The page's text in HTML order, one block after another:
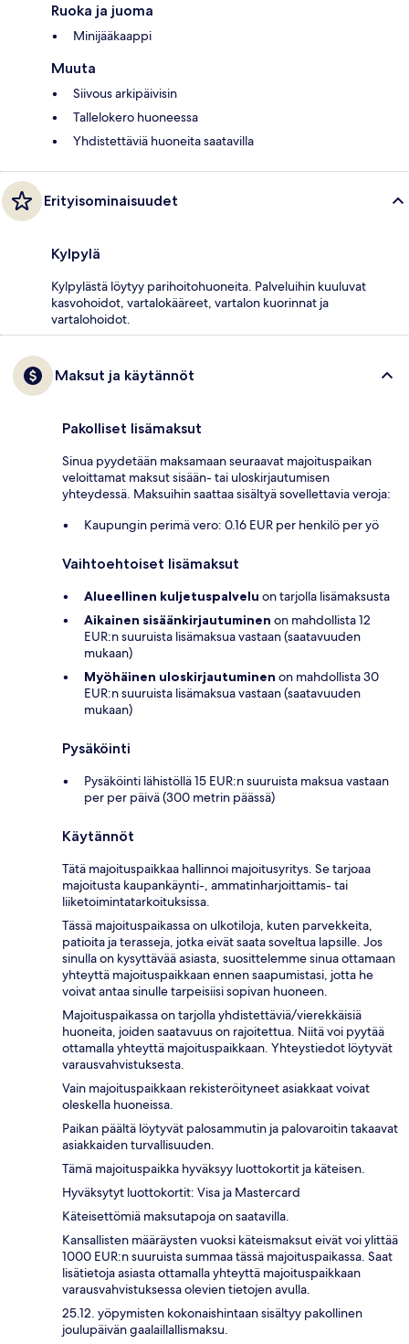
Ruoka ja juoma
Minijääkaappi
Muuta
Siivous arkipäivisin
Tallelokero huoneessa
Yhdistettäviä huoneita saatavilla
Erityisominaisuudet
Kylpylä
Kylpylästä löytyy parihoitohuoneita. Palveluihin kuuluvat
kasvohoidot, vartalokääreet, vartalon kuorinnat ja
vartalohoidot.
Maksut ja käytännöt
Pakolliset lisämaksut
Sinua pyydetään maksamaan seuraavat majoituspaikan
veloittamat maksut sisään- tai uloskirjautumisen
yhteydessä. Maksuihin saattaa sisältyä sovellettavia veroja:
Kaupungin perimä vero: 0.16 EUR per henkilö per yö
Vaihtoehtoiset lisämaksut
Alueellinen kuljetuspalvelu on tarjolla lisämaksusta
Aikainen sisäänkirjautuminen on mahdollista 12
EUR:n suuruista lisämaksua vastaan (saatavuuden
mukaan)
Myöhäinen uloskirjautuminen on mahdollista 30
EUR:n suuruista lisämaksua vastaan (saatavuuden
mukaan)
Pysäköinti
Pysäköinti lähistöllä 15 EUR:n suuruista maksua vastaan
per per päivä (300 metrin päässä)
Käytännöt
Tätä majoituspaikkaa hallinnoi majoitusyritys. Se tarjoaa
majoitusta kaupankäynti-, ammatinharjoittamis- tai
liiketoimintatarkoituksissa.
Tässä majoituspaikassa on ulkotiloja, kuten parvekkeita,
patioita ja terasseja, jotka eivät saata soveltua lapsille. Jos
sinulla on kysyttävää asiasta, suosittelemme sinua ottamaan
yhteyttä majoituspaikkaan ennen saapumistasi, jotta he
voivat antaa sinulle tarpeisiisi sopivan huoneen.
Majoituspaikassa on tarjolla yhdistettäviä/vierekkäisiä
huoneita, joiden saatavuus on rajoitettua. Niitä voi pyytää
ottamalla yhteyttä majoituspaikkaan. Yhteystiedot löytyvät
varausvahvistuksesta.
Vain majoituspaikkaan rekisteröityneet asiakkaat voivat
oleskella huoneissa.
Paikan päältä löytyvät palosammutin ja palovaroitin takaavat
asiakkaiden turvallisuuden.
Tämä majoituspaikka hyväksyy luottokortit ja käteisen.
Hyväksytyt luottokortit: Visa ja Mastercard
Käteisettömiä maksutapoja on saatavilla.
Kansallisten määräysten vuoksi käteismaksut eivät voi ylittää
1000 EUR:n suuruista summaa tässä majoituspaikassa. Saat
lisätietoja asiasta ottamalla yhteyttä majoituspaikkaan
varausvahvistuksessa olevien tietojen avulla.
25.12. yöpymisten kokonaishintaan sisältyy pakollinen
joulupäivän gaalaillallismaksu.